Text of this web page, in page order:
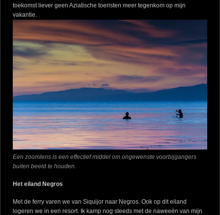
toekomst liever geen Aziatische toeristen meer tegenkom op mijn
vakantie.
Een zoomlens is een effectief middel om ongewenste voorbijgangers
buiten beeld te houden.
Het eiland Negros
Met de ferry varen we van Siquijor naar Negros. Ook op dit eiland
logeren we in een resort. Ik kamp nog steeds met de naweeën van mijn